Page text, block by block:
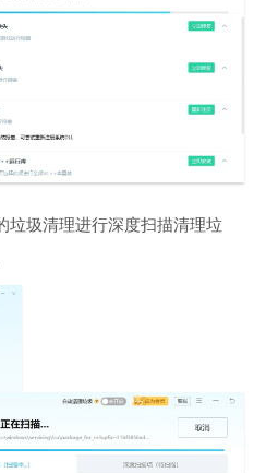
垃圾清理进行深度扫描清理垃